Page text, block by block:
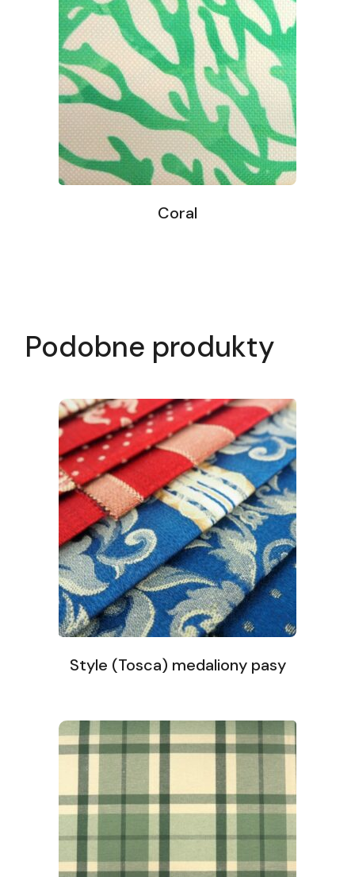
Coral
Podobne produkty
Style (Tosca) medaliony pasy